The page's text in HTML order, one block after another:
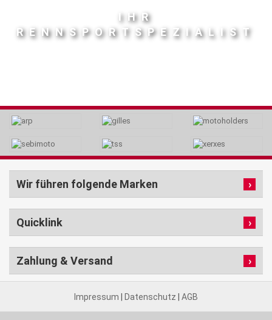
IHR
RENNSPORTSPEZIALIST
Wir führen folgende Marken
Quicklink
Zahlung & Versand
Impressum | Datenschutz | AGB